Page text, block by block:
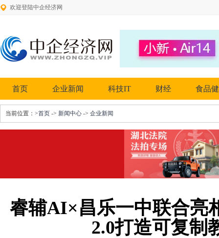
欢迎登陆中企经济网
首页 企业新闻 科技IT 财经 食品
当前位置： >首页 -> 新闻中心 -> 企业新闻
睿辅AI×昌乐一中联合亮
2.0打造可复制